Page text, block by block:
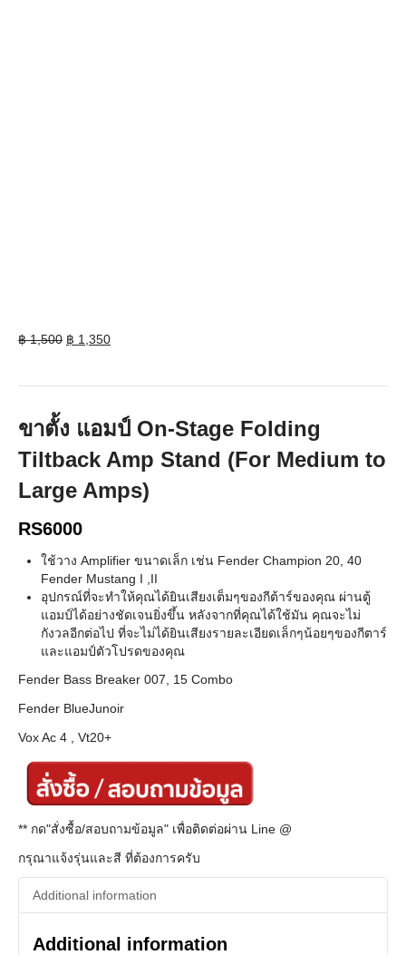
฿1,500 Original
฿ 1,350Current
ขาตั้ง แอมป์ On-Stage Folding
Tiltback Amp Stand (For Medium to
Large Amps)
RS6000
ใช้วาง Amplifier ขนาดเล็ก เช่น Fender Champion 20, 40
Fender Mustang I ,II
อุปกรณ์ที่จะทำให้คุณได้ยินเสียงเต็มๆของกีต้าร์ของคุณ ผ่านตู้
แอมป์ได้อย่างชัดเจนยิ่งขึ้น หลังจากที่คุณได้ใช้มัน คุณจะไม่
กังวลอีกต่อไป ที่จะไม่ได้ยินเสียงรายละเอียดเล็กๆน้อยๆของกีตาร์
และแอมป์ตัวโปรดของคุณ
Fender Bass Breaker 007, 15 Combo
Fender BlueJunoir
Vox Ac 4 , Vt20+
** กด"สั่งซื้อ/สอบถามข้อมูล" เพื่อติดต่อผ่าน Line @
กรุณาแจ้งรุ่นและสี ที่ต้องการครับ
Additional information
Additional information